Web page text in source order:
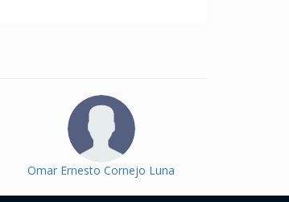
Omar Ernesto Cornejo Luna